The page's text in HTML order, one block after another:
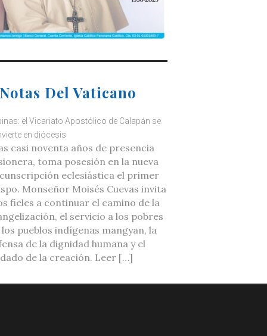
Del Vaticano
el Vicariato Apostólico de Calapán se
en diócesis
casi noventa años de presencia
toma posesión en la nueva
eclesiástica el primer
Monseñor Moisés Cuevas invita
fieles a continuar el camino de la
el servicio a los pobres
los pueblos indígenas mangyan, la
de la dignidad humana y el
de la creación. Leer […]